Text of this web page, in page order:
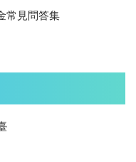
常見問答集